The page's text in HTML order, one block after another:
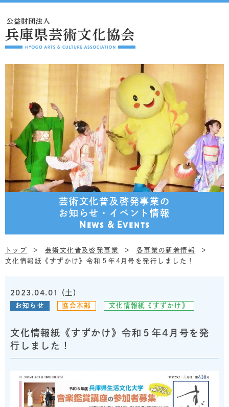
芸術文化普及啓発事業の
お知らせ・イベント情報
News & Events
トップ 芸術文化普及啓発事業
各事業の新着情報
文化情報紙《すずかけ》令和５年4月号を発行しました！
2023.04.01 (土)
お知らせ 協会本部 文化情報紙《すずかけ》
文化情報紙《すずかけ》令和５年4月号を発
行しました！